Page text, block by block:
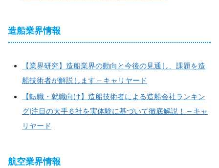
造船業界情報
【業界研究】造船業界の動向と今後の見通し、課題を造
船技術者が解説します – キャリヤード
【転職・就職向け】造船技術者による造船会社ランキン
グ|注目の大手６社を実体験に基づいて徹底解説！ – キャ
リヤード
航空業界情報